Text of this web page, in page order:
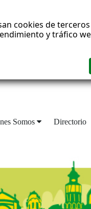
cookies de
y tráfico
Somos Directorio